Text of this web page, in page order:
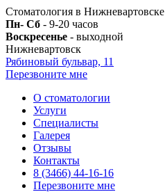
Стоматология в Нижневартовске
Пн- Сб - 9-20 часов
Воскресенье - выходной
Нижневартовск
Рябиновый бульвар, 11
Перезвоните мне
О стоматологии
Услуги
Специалисты
Галерея
Отзывы
Контакты
8 (3466) 44-16-16
Перезвоните мне